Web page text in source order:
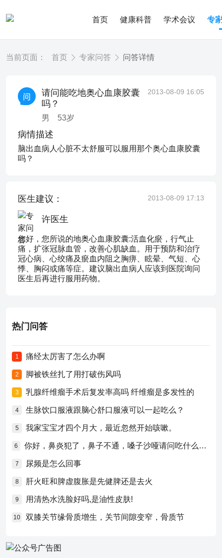
首页 健康科普 学术会议 专
当前页面： 首页 专家问答 问答详情
请问能吃地奥心血康胶囊
吗？
男 53岁
2013-08-09 16:05
病情描述
脑出血病人心脏不太舒服可以服用那个奥心血康胶囊
吗？
医生建议： 2013-08-09 17:13
许医生
您好，您所说的地奥心血康胶囊:活血化瘀，行气止
痛，扩张冠脉血管，改善心肌缺血。用于预防和治疗
冠心病、心绞痛及瘀血内阻之胸痹、眩晕、气短、心
悸、胸闷或痛等症。建议脑出血病人应该到医院询问
医生后再进行服用药物。
热门问答
1 痛经太厉害了怎么办啊
2 脚被铁丝扎了用打破伤风吗
3 乳腺纤维瘤手术后复发率高吗 纤维瘤是多发性的
4 生脉饮口服液跟脑心舒口服液可以一起吃么？
5 我家宝宝才四个月大，最近忽然开始咳嗽。
6 你好，鼻炎犯了，鼻子不通，嗓子沙哑请问吃什么药比较好？
7 尿频是怎么回事
8 肝火旺和脾虚腹胀是先健脾还是去火
9 用清热水洗脸好吗,是油性皮肤!
10 双膝关节缘骨质增生，关节间隙变窄，骨质节